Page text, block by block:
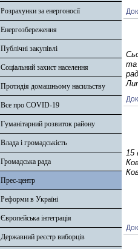
Розрахунки за енергоносії
Енергозбереження
Публічні закупівлі
Соціальний захист населення
Протидія домашньому насильству
Все про COVID-19
Гуманітарний розвиток району
Влада і громадськість
Громадська рада
Прес-центр
Реформи в Україні
Європейська інтеграція
Державний реєстр виборців
та
15